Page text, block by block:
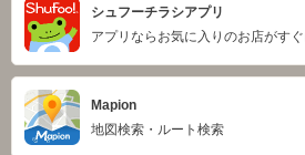
シュフーチラシアプリ
アプリならお気に入りのお店がすぐ
Mapion
地図検索・ルート検索